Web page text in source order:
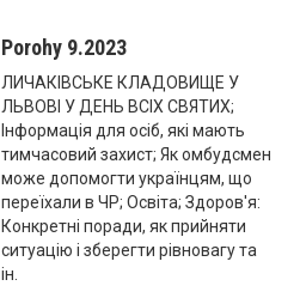
Porohy 9.2023
ЛИЧАКІВСЬКЕ КЛАДОВИЩЕ У
ЛЬВОВІ У ДЕНЬ ВСІХ СВЯТИХ;
Інформація для осіб, які мають
тимчасовий захист; Як омбудсмен
може допомогти українцям, що
переїхали в ЧР; Освіта; Здоров'я:
Конкретні поради, як прийняти
ситуацію і зберегти рівновагу та
ін.